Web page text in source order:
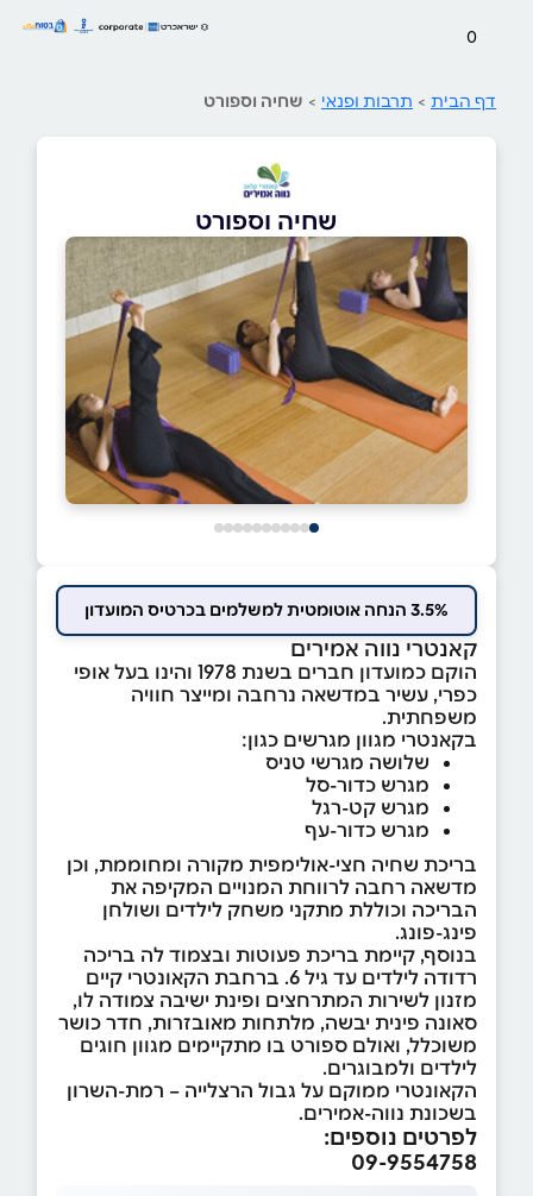
0
דף הבית > תרבות ופנאי > שחיה וספורט
שחיה וספורט
3.5% הנחה אוטומטית למשלמים בכרטיס המועדון
קאנטרי נווה אמירים
הוקם כמועדון חברים בשנת 1978 והינו בעל אופי
כפרי, עשיר במדשאה נרחבה ומייצר חוויה
משפחתית.
בקאנטרי מגוון מגרשים כגון:
שלושה מגרשי טניס
מגרש כדור-סל
מגרש קט-רגל
מגרש כדור-עף
בריכת שחיה חצי-אולימפית מקורה ומחוממת, וכן
מדשאה רחבה לרווחת המנויים המקיפה את
הבריכה וכוללת מתקני משחק לילדים ושולחן
פינג-פונג.
בנוסף, קיימת בריכת פעוטות ובצמוד לה בריכה
רדודה לילדים עד גיל 6. ברחבת הקאונטרי קיים
מזנון לשירות המתרחצים ופינת ישיבה צמודה לו,
סאונה פינית יבשה, מלתחות מאובזרות, חדר כושר
משוכלל, ואולם ספורט בו מתקיימים מגוון חוגים
לילדים ולמבוגרים.
הקאונטרי ממוקם על גבול הרצלייה – רמת-השרון
בשכונת נווה-אמירים.
לפרטים נוספים:
09-9554758